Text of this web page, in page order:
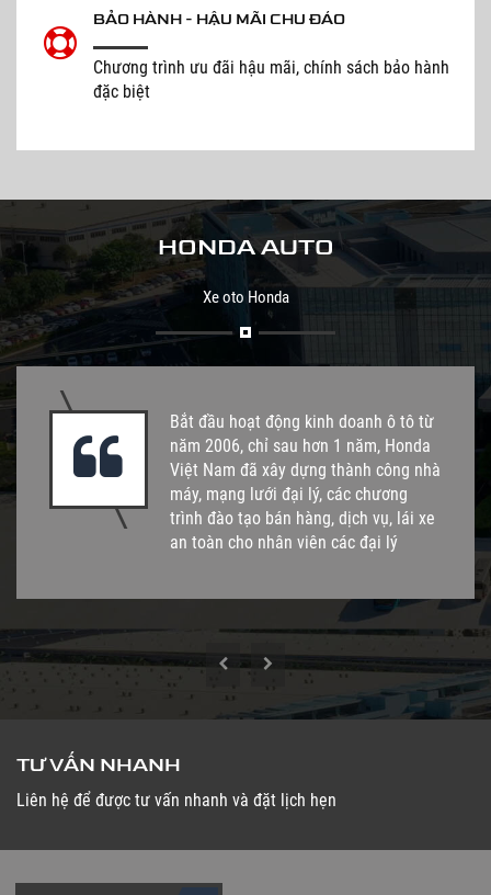
BẢO HÀNH - HẬU MÃI CHU ĐÁO
Chương trình ưu đãi hậu mãi, chính sách bảo hành
đặc biệt
HONDA AUTO
Xe oto Honda
Bắt đầu hoạt động kinh doanh ô tô từ
năm 2006, chỉ sau hơn 1 năm, Honda
Việt Nam đã xây dựng thành công nhà
máy, mạng lưới đại lý, các chương
trình đào tạo bán hàng, dịch vụ, lái xe
an toàn cho nhân viên các đại lý
TƯ VẤN NHANH
Liên hệ để được tư vấn nhanh và đặt lịch hẹn